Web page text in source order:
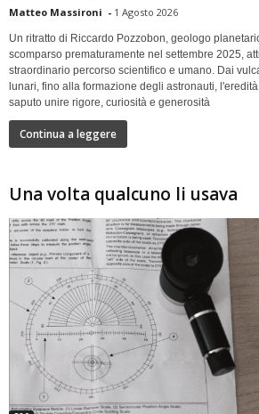
Matteo Massironi - 1 Agosto 2026
Un ritratto di Riccardo Pozzobon, geologo
scomparso prematuramente nel settembre 2025,
straordinario percorso scientifico e umano. Dai
lunari, fino alla formazione degli astronauti,
saputo unire rigore, curiosità e generosità
Continua a leggere
Una volta qualcuno li usava